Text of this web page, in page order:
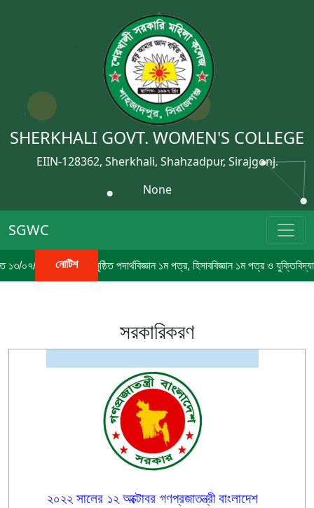
SHERKHALI GOVT. WOMEN'S COLLEGE
EIIN-128362, Sherkhali, Shahzadpur, Sirajgonj.
None
SGWC
নোটিশ
২০২৬ তারিখে অনুষ্ঠিত পদার্থবিজ্ঞান ১ম পত্র, হিসাববিজ্ঞান ১ম পত্র ও যুক্তিবিদ্যা
সরকারিকরণ
২০২২ সালের ১২ অক্টোবর গণপ্রজাতন্ত্রী বাংলাদেশ